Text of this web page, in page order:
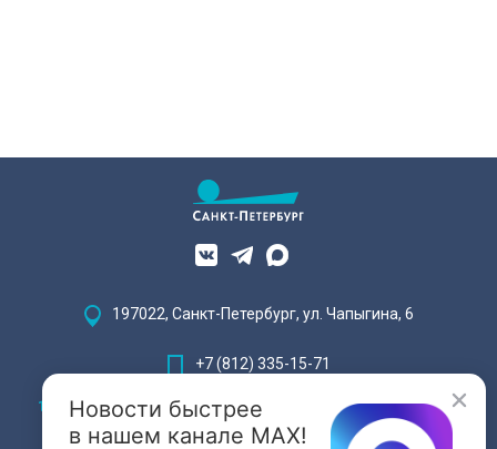
Новости быстрее
в нашем канале MAX!
197022, Санкт-Петербург, ул. Чапыгина, 6
+7 (812) 335-15-71
Внимание! Отдельные видеоматериалы, размещенные на настоящем
сайте, могут содержать информацию, предназначенную для лиц,
достигших 18 лет.